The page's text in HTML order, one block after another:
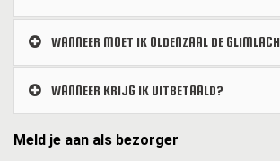
WANNEER MOET IK OLDENZAAL DE
WANNEER KRIJG IK UITBETAALD?
Meld je aan als bezorger